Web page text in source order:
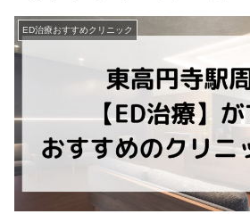
ED治療おすすめクリニック